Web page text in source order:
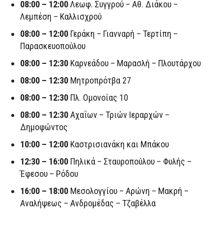
08:00 – 12:00Λεωφ. Συγγρού – Αθ. Διάκου –
Λεμπέση – Καλλισχρού
08:00 – 12:00 Γεράκη – Γιανναρή – Τερτίπη –
Παρασκευοπούλου
08:00 – 12:30 Καρνεάδου – Μαρασλή – Πλουτάρχου
08:00 – 12:30 Μητροπρότβα 27
08:00 – 12:30 Πλ. Ομονοίας 10
08:00 – 12:30Αχαΐων – Τριών Ιεραρχών –
Δημοφώντος
10:00 – 12:00 Καστρισιανάκη και Μπάκου
12:30 – 16:00 Πηλικά – Σταυροπούλου – Φυλής –
Έφεσου – Ρόδου
16:00 – 18:00 Μεσολογγίου – Αρώνη – Μακρή –
Αναλήψεως – Ανδρομέδας – Τζαβέλλα